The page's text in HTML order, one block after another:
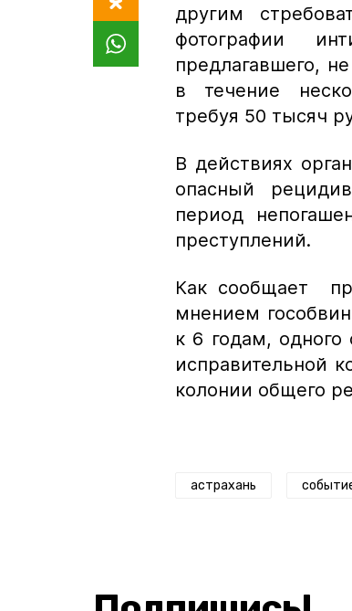
другим
фотографии
предлагавшего,
в течение
требуя 50 тысяч
В действиях
опасный
период
преступлений.
Как сообщает
мнением
к 6 годам, одного
исправительной
колонии общего
астрахань